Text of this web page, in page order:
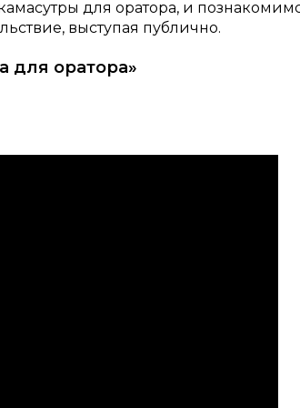
для оратора, и
выступая публично.
для оратора»